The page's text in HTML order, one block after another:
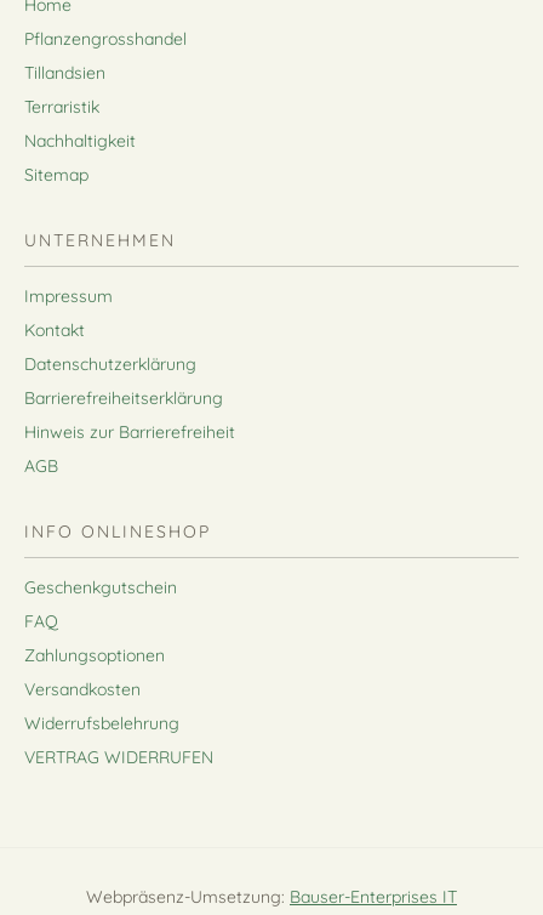
Home
Pflanzengrosshandel
Tillandsien
Terraristik
Nachhaltigkeit
Sitemap
UNTERNEHMEN
Impressum
Kontakt
Datenschutzerklärung
Barrierefreiheitserklärung
Hinweis zur Barrierefreiheit
AGB
INFO ONLINESHOP
Geschenkgutschein
FAQ
Zahlungsoptionen
Versandkosten
Widerrufsbelehrung
VERTRAG WIDERRUFEN
Webpräsenz-Umsetzung: Bauser-Enterprises IT